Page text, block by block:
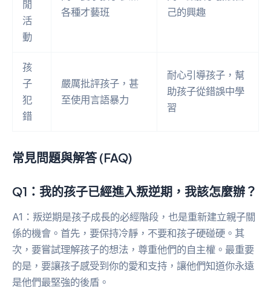
閒
活
動
各種才藝班
己的興趣
孩
子
犯
錯
嚴厲批評孩子，甚
至使用言語暴力
耐心引導孩子，幫
助孩子從錯誤中學
習
常見問題與解答 (FAQ)
Q1：我的孩子已經進入叛逆期，我該怎麼辦？
A1：叛逆期是孩子成長的必經階段，也是重新建立親子關
係的機會。首先，要保持冷靜，不要和孩子硬碰硬。其
次，要嘗試理解孩子的想法，尊重他們的自主權。最重要
的是，要讓孩子感受到你的愛和支持，讓他們知道你永遠
是他們最堅強的後盾。